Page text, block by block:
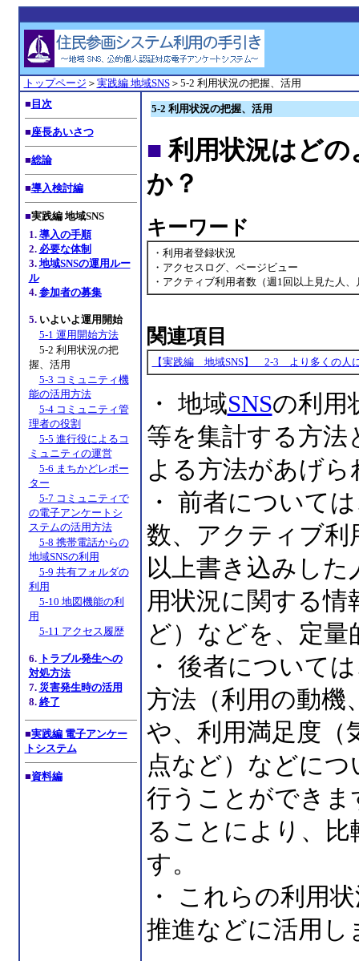
トップページ ＞ 実践編 地域SNS＞5-2 利用状況の把握、活用
■ 目次
■座長あいさつ
■総論
■導入検討編
■実践編 地域SNS
1. 導入の手順
2. 必要な体制
3. 地域SNSの運用ルー
ル
4. 参加者の募集
5. いよいよ運用開始
5-1 運用開始方法
5-2 利用状況の把
握、活用
5-3 コミュニティ機
能の活用方法
5-4 コミュニティ管
理者の役割
5-5 進行役によるコ
ミュニティの運営
5-6 まちかどレポー
ター
5-7 コミュニティで
の電子アンケートシ
ステムの活用方法
5-8 携帯電話からの
地域SNSの利用
5-9 共有フォルダの
利用
5-10 地図機能の利
用
5-11 アクセス履歴
6. トラブル発生への
対処方法
7. 災害発生時の活用
8. 終了
■実践編 電子アンケー
トシステム
■資料編
5-2 利用状況の把握、活用
■利用状況はど
か？
キーワード
・利用者登録状況
・アクセスログ、ページビュー
・アクティブ利用者数（週1回以上見た人
関連項目
【実践編 地域SNS】 2-3 より多くの人
・ 地域SNSの利用
等を集計する方法
よる方法があげら
・ 前者について
数、アクティブ利
以上書き込みした
用状況に関する
ど）などを、定
・ 後者について
方法（利用の動機
や、利用満足度（
点など）などに
行うことができ
ることにより、
す。
・ これらの利用
推進などに活用し